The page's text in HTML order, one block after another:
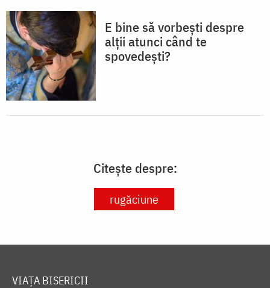
E bine să vorbești despre
alții atunci când te
spovedești?
Citește despre:
rugăciune
VIAȚA BISERICII